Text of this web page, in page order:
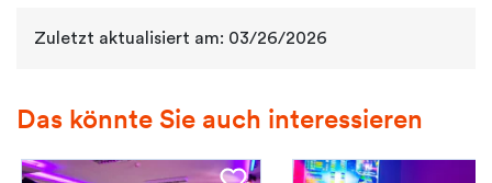
Zuletzt aktualisiert am: 03/26/2026
Das könnte Sie auch interessieren